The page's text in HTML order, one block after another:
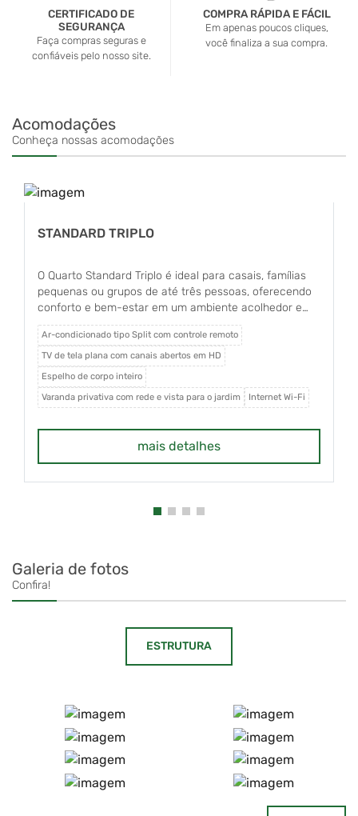
O café-da-manhã caseiro é servido em uma
varanda agradável. Restaurantes e bares estão a
uma curta distância, e excursões podem ser
CERTIFICADO DE
SEGURANÇA
Faça compras seguras e
confiáveis pelo nosso site.
COMPRA RÁPIDA E FÁCIL
Em apenas poucos cliques,
você finaliza a sua compra.
Acomodações
Conheça nossas acomodações
STANDARD TRIPLO
O Quarto Standard Triplo é ideal para casais, famílias
pequenas ou grupos de até três pessoas, oferecendo
conforto e bem-estar em um ambiente acolhedor e
exclusivamente para não fumantes. O apartamento
conta com ar-condicionado tipo Split com controle
remoto, TV de tela plana com canais abertos em HD,
frigobar, uma cama box Queen Size com colchão de
molas e uma cama de solteiro, além de espelho de
corpo inteiro e internet Wi-Fi. Dispõe ainda de varanda
Blindex, garantindo mais conforto e funcionalidade
durante a estadia.
Ar-condicionado tipo Split com controle remoto
TV de tela plana com canais abertos em HD
Espelho de corpo inteiro
Varanda privativa com rede e vista para o jardim
Internet Wi-Fi
mais detalhes
Galeria de fotos
Confira!
ESTRUTURA